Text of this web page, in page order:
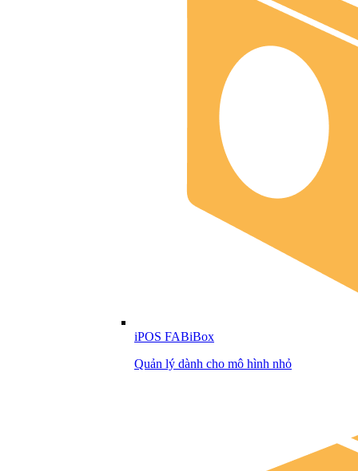
iPOS FABiBox
Quản lý dành cho mô hình nhỏ